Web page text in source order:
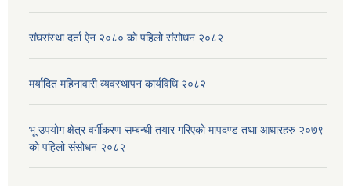
संघसंस्था दर्ता ऐन २०८० को पहिलो संसोधन २०८२
मर्यादित महिनावारी व्यवस्थापन कार्यविधि २०८२
भू उपयोग क्षेत्र वर्गीकरण सम्बन्धी तयार गरिएको मापदण्ड तथा आधारहरु २०७९
को पहिलो संसोधन २०८२